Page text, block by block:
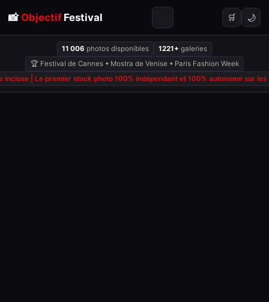
📸 ObjectifFestival 🛒 🌙
11 006 photos disponibles 1221+ galeries
🏆 Festival de Cannes • Mostra de Venise • Paris Fashion Week
| Le premier stock photo 100% indépendant et 100% autonome sur